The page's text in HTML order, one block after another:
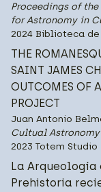
Proceedings of
for Astronomy in
2024 Biblioteca
THE
SAINT JAMES
OUTCOMES OF
PROJECT
Juan Antonio
Cultual
2023 Totem Studio
La
Prehistoria